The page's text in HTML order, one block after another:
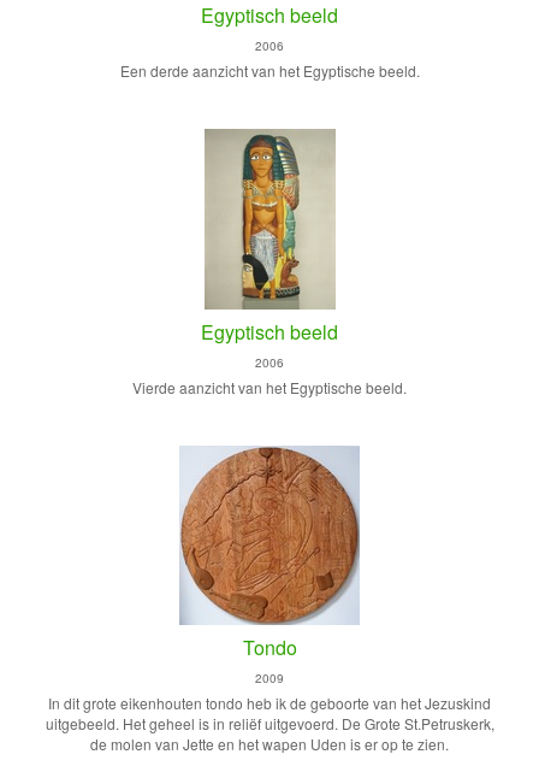
Egyptisch beeld
2006
Een derde aanzicht van het Egyptische beeld.
Egyptisch beeld
2006
Vierde aanzicht van het Egyptische beeld.
Tondo
2009
In dit grote eikenhouten tondo heb ik de geboorte van het Jezuskind
uitgebeeld. Het geheel is in reliëf uitgevoerd. De Grote St.Petruskerk,
de molen van Jette en het wapen Uden is er op te zien.